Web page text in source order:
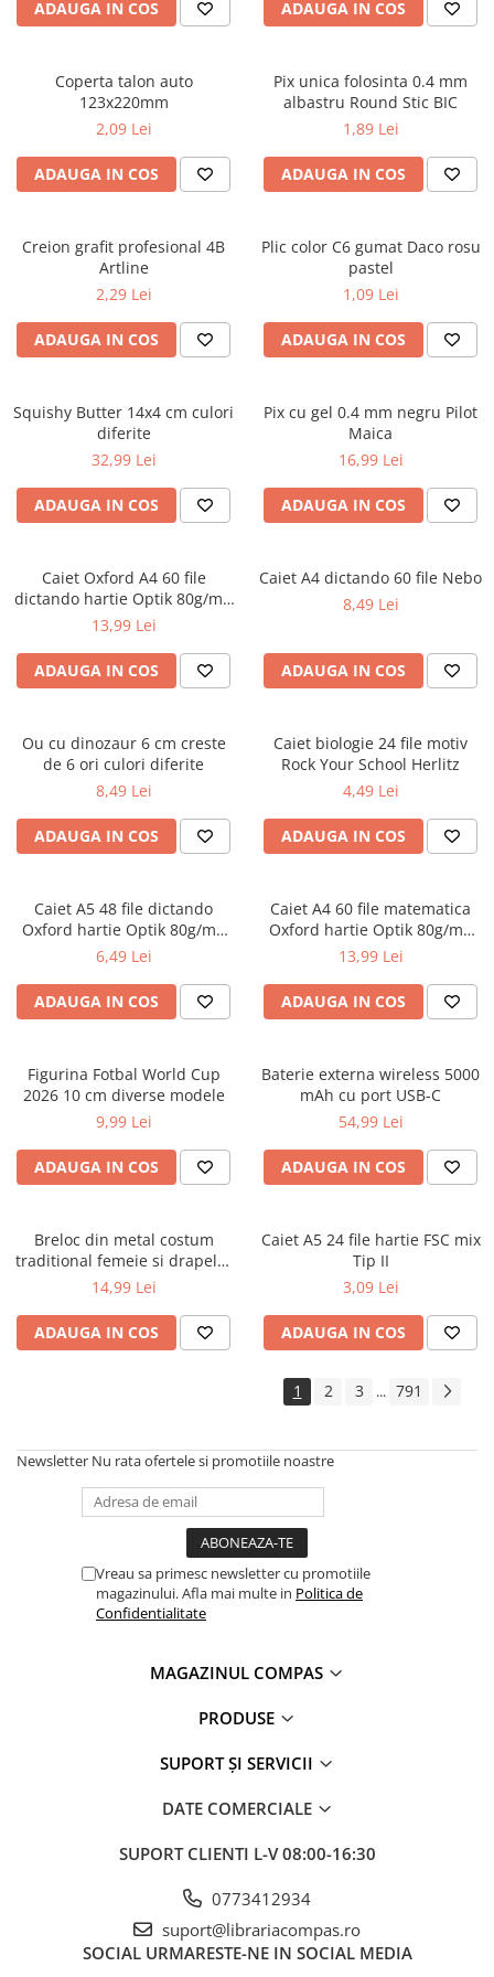
Caiete geografie și biologie
Caiete foi veline
Rezerve pentru caiete
Vocabulare
Blocuri de desen școlare
Hârtie pentru lucru manual
Rigle și Echere
Raportoare
Compasuri
Truse geometrie
Ghiozdane și rucsacuri
Ghiozdane școlare
Rucsacuri școlare și casual
Ghiozdane pentru grădinită
Penare
Penare echipate
Penare neechipate
Penare tip etui
Acuarele și pensule școlare
Pensule școlare
Pahare și palete pictură
ficțiune
Biografii și memorii
Parenting și educație
Sănătate și stil de viață
Artă și fotografie
Ghiduri și hărți
Afaceri și economie
Religie și spiritualitate
Știință și tehnologie
Gastronomie și hobby
Filosofie și eseuri
Dicționare și ghiduri de conversație
Literatură în limbi străine
Mine și rezerve
Corectoare și radiere
Instrumente de scris premium
Stilouri premium
Avioane de jucărie
Masinuțe cu telecomandă
Jucării de pluș
Jucării și articole pentru bebeluși
Jucării pentru bebeluși
Camera Bebe
Jucării pentru apă și baie
Jucării din lemn
Outdoor
Roboți
ADAUGA IN COS ADAUGA IN COS
Coperta talon auto
123x220mm
2,09 Lei
ADAUGA IN COS
Pix unica folosinta 0.4 mm
albastru Round Stic BIC
1,89 Lei
ADAUGA IN COS
Creion grafit profesional 4B
Artline
2,29 Lei
ADAUGA IN COS
Plic color C6 gumat Daco rosu
pastel
1,09 Lei
ADAUGA IN COS
Squishy Butter 14x4 cm culori
diferite
32,99 Lei
ADAUGA IN COS
Pix cu gel 0.4 mm negru Pilot
Maica
16,99 Lei
ADAUGA IN COS
Caiet Oxford A4 60 file
dictando hartie Optik 80g/mp
Touch Pastel
13,99 Lei
ADAUGA IN COS
Caiet A4 dictando 60 file Nebo
8,49 Lei
ADAUGA IN COS
Ou cu dinozaur 6 cm creste
de 6 ori culori diferite
8,49 Lei
ADAUGA IN COS
Caiet biologie 24 file motiv
Rock Your School Herlitz
4,49 Lei
ADAUGA IN COS
Caiet A5 48 file dictando
Oxford hartie Optik 80g/mp
diverse culori
6,49 Lei
ADAUGA IN COS
Caiet A4 60 file matematica
Oxford hartie Optik 80g/mp
motiv Touch Pastel
13,99 Lei
ADAUGA IN COS
Figurina Fotbal World Cup
2026 10 cm diverse modele
9,99 Lei
ADAUGA IN COS
Baterie externa wireless 5000
mAh cu port USB-C
54,99 Lei
ADAUGA IN COS
Breloc din metal costum
traditional femeie si drapelul
Romaniei 9 cm
14,99 Lei
ADAUGA IN COS
Caiet A5 24 file hartie FSC mix
Tip II
3,09 Lei
ADAUGA IN COS
1 2 3 ... 791
Newsletter Nu rata ofertele si promotiile noastre
Vreau sa primesc newsletter cu promotiile
magazinului. Afla mai multe in Politica de
Confidentialitate
MAGAZINUL COMPAS
PRODUSE
SUPORT ȘI SERVICII
DATE COMERCIALE
SUPORT CLIENTI L-V 08:00-16:30
0773412934
suport@librariacompas.ro
SOCIAL URMARESTE-NE IN SOCIAL MEDIA